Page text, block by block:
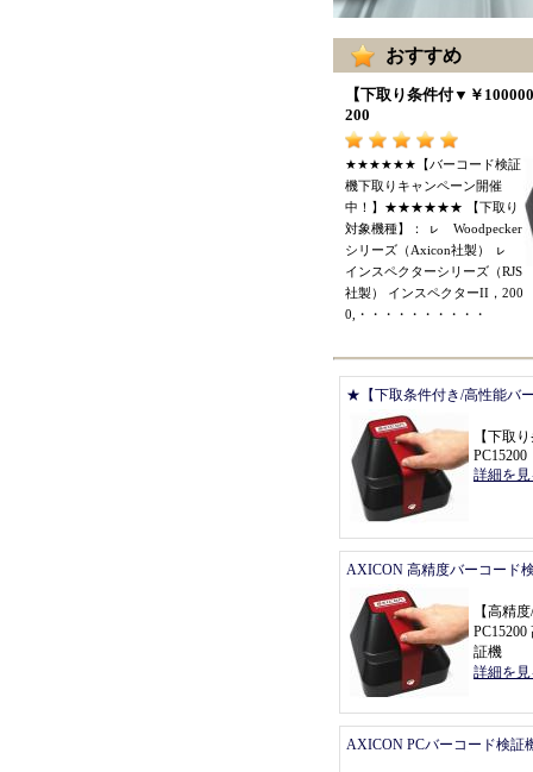
おすすめ
【下取り条件付▼￥ 100000
200
★★★★★★【バーコード検証
機下取りキャンペーン開催
中 ！】★★★★★★ 【下取り
対象機種】： ㇾ
Woodpecker
シリーズ （Axicon社製）
ㇾ
インスペクターシリーズ （RJS
社製） インスペクターII ， 200
0,
・・・・・・・・・・
★【下取条件付き/高性能バ
【下取
PC15200
詳細を
AXICON 高精度バーコード
【高精
証機
詳細を
AXICON PCバーコード検証